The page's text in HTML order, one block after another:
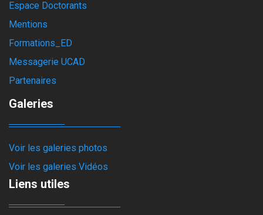
Espace Doctorants
Mentions
Formations_ED
Messagerie UCAD
Partenaires
Galeries
Voir les galeries photos
Voir les galeries Vidéos
Liens utiles